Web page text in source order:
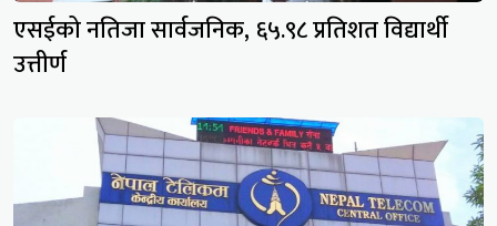
एसईको नतिजा सार्वजनिक, ६५.९८ प्रतिशत विद्यार्थी
उत्तीर्ण